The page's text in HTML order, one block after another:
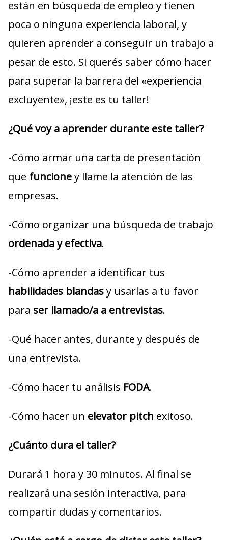
están en búsqueda de empleo y tienen
poca o ninguna experiencia laboral, y
quieren aprender a conseguir un trabajo a
pesar de esto. Si querés saber cómo hacer
para superar la barrera del «experiencia
excluyente», ¡este es tu taller!
¿Qué voy a aprender durante este taller?
-Cómo armar una carta de presentación
que funcioney llame la atención de las
empresas.
-Cómo organizar una búsqueda de trabajo
ordenada y efectiva.
-Cómo aprender a identificar tus
habilidades blandasy usarlas a tu favor
para ser llamado/a a entrevistas.
-Qué hacer antes, durante y después de
una entrevista.
-Cómo hacer tu análisis FODA.
-Cómo hacer un elevator pitch exitoso.
¿Cuánto dura el taller?
Durará 1 hora y 30 minutos. Al final se
realizará una sesión interactiva, para
compartir dudas y comentarios.